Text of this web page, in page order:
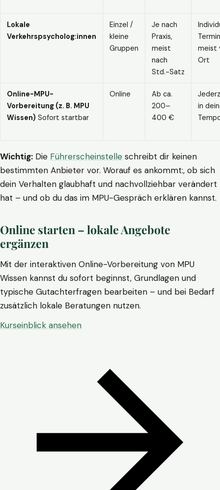
Lokale
Verkehrspsycholog:innen
Einzel /
kleine
Gruppen
Je nach
Praxis,
meist
nach
Std.-Satz
meist
Ort
Online-MPU-
Vorbereitung (z. B. MPU
Wissen) Sofort startbar
Online
Ab ca.
200–
400 €
in
Wichtig: Die Führerscheinstelle schreibt dir keinen
bestimmten Anbieter vor. Worauf es ankommt:, ob sich
dein Verhalten glaubhaft und nachvollziehbar verändert
hat – und ob du das im MPU-Gespräch erklären kannst.
Online starten – lokale Angebote
ergänzen
Mit der interaktiven Online-Vorbereitung von MPU
Wissen kannst du sofort beginnst, Grundlagen und
typische Gutachterfragen bearbeiten – und bei Bedarf
zusätzlich lokale Beratungen nutzen.
Kurseinblick ansehen